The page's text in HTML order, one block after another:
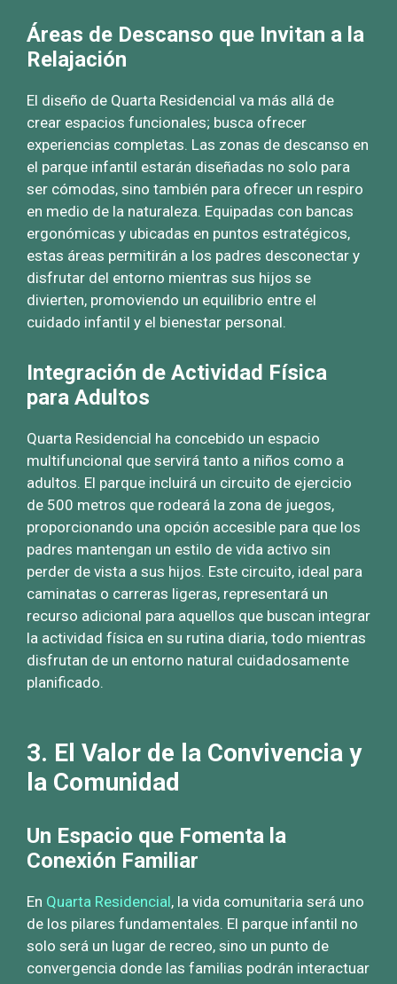
Áreas de Descanso que Invitan a la
Relajación
El diseño de Quarta Residencial va más allá de
crear espacios funcionales; busca ofrecer
experiencias completas. Las zonas de descanso en
el parque infantil estarán diseñadas no solo para
ser cómodas, sino también para ofrecer un respiro
en medio de la naturaleza. Equipadas con bancas
ergonómicas y ubicadas en puntos estratégicos,
estas áreas permitirán a los padres desconectar y
disfrutar del entorno mientras sus hijos se
divierten, promoviendo un equilibrio entre el
cuidado infantil y el bienestar personal.
Integración de Actividad Física
para Adultos
Quarta Residencial ha concebido un espacio
multifuncional que servirá tanto a niños como a
adultos. El parque incluirá un circuito de ejercicio
de 500 metros que rodeará la zona de juegos,
proporcionando una opción accesible para que los
padres mantengan un estilo de vida activo sin
perder de vista a sus hijos. Este circuito, ideal para
caminatas o carreras ligeras, representará un
recurso adicional para aquellos que buscan integrar
la actividad física en su rutina diaria, todo mientras
disfrutan de un entorno natural cuidadosamente
planificado.
3. El Valor de la Convivencia y
la Comunidad
Un Espacio que Fomenta la
Conexión Familiar
En Quarta Residencial, la vida comunitaria será uno
de los pilares fundamentales. El parque infantil no
solo será un lugar de recreo, sino un punto de
convergencia donde las familias podrán interactuar